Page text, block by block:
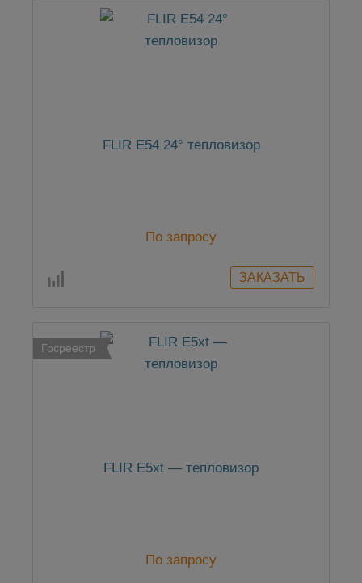
FLIR E54 24° тепловизор
По запросу
Госреестр
FLIR E5xt — тепловизор
По запросу